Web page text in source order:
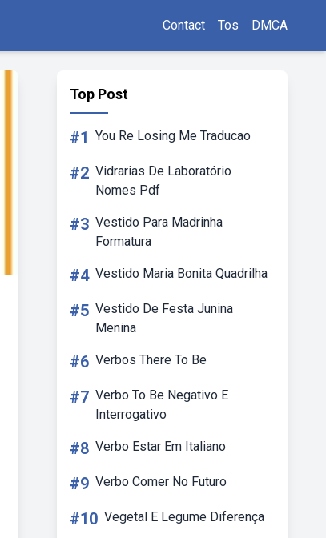
Contact Tos DMCA
Top Post
#1 You Re Losing Me Traducao
#2 Vidrarias De Laboratório
Nomes Pdf
#3 Vestido Para Madrinha
Formatura
#4 Vestido Maria Bonita Quadrilha
#5 Vestido De Festa Junina
Menina
#6 Verbos There To Be
#7 Verbo To Be Negativo E
Interrogativo
#8 Verbo Estar Em Italiano
#9 Verbo Comer No Futuro
#10 Vegetal E Legume Diferença